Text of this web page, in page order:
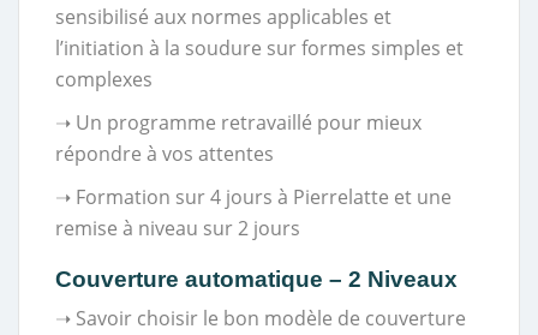
sensibilisé aux normes applicables et
l’initiation à la soudure sur formes simples et
complexes
➝ Un programme retravaillé pour mieux
répondre à vos attentes
➝ Formation sur 4 jours à Pierrelatte et une
remise à niveau sur 2 jours
Couverture automatique – 2 Niveaux
➝ Savoir choisir le bon modèle de couverture